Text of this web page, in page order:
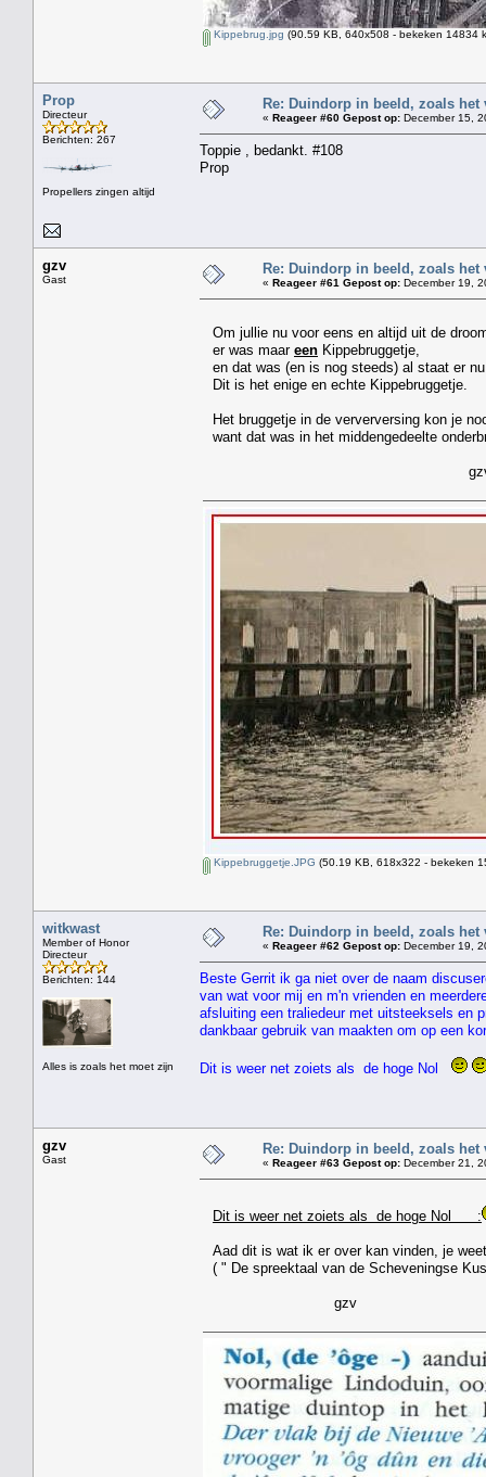
Kippebrug.jpg (90.59 KB, 640x508 - bekeken 14834
Prop
Directeur
Berichten: 267
Propellers zingen altijd
Re: Duindorp in beeld, zoals het
« Reageer #60 Gepost op: December 15,
Toppie , bedankt. #108
Prop
gzv
Gast
Re: Duindorp in beeld, zoals het
« Reageer #61 Gepost op: December 19,
Om jullie nu voor eens en altijd uit de
er was maar een Kippebruggetje,
en dat was (en is nog steeds) al staat er
Dit is het enige en echte Kippebruggetje.
Het bruggetje in de ververversing kon je
want dat was in het middengedeelte
Kippebruggetje.JPG (50.19 KB, 618x322 - bekeken
witkwast
Member of Honor
Directeur
Berichten: 144
Alles is zoals het moet zijn
Re: Duindorp in beeld, zoals het
« Reageer #62 Gepost op: December 19,
Beste Gerrit ik ga niet over de naam
van wat voor mij en m'n vrienden en
afsluiting een traliedeur met uitsteeksels en
dankbaar gebruik van maakten om op een
Dit is weer net zoiets als de hoge Nol
gzv
Gast
Re: Duindorp in beeld, zoals het
« Reageer #63 Gepost op: December 21,
Dit is weer net zoiets als de hoge Nol :
Aad dit is wat ik er over kan vinden, je
( " De spreektaal van de Scheveningse
gzv